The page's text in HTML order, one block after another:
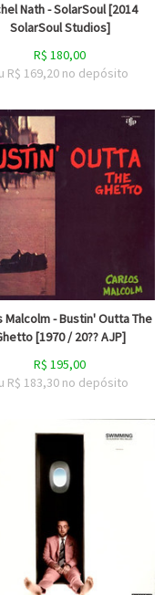
Nath - SolarSoul [2014
SolarSoul Studios]
R$ 180,00
R$ 169,20 no depósito
Malcolm - Bustin' Outta The
[1970 / 20?? AJP]
R$ 195,00
R$ 183,30 no depósito